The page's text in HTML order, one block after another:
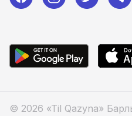
© 2026 «Til Qazyna» Барлық